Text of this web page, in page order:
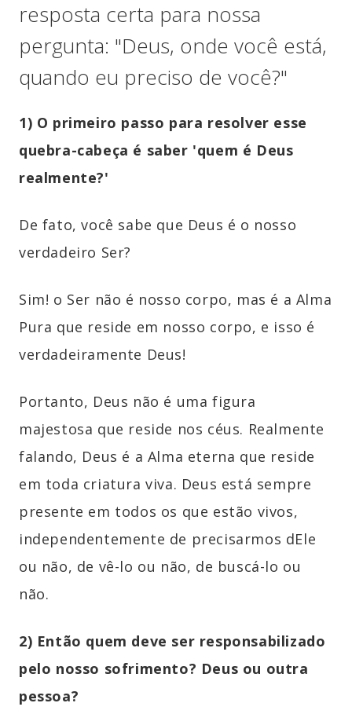
resposta certa para nossa
pergunta: "Deus, onde você está,
quando eu preciso de você?"
1) O primeiro passo para resolver esse
quebra-cabeça é saber 'quem é Deus
realmente?'
De fato, você sabe que Deus é o nosso
verdadeiro Ser?
Sim! o Ser não é nosso corpo, mas é a Alma
Pura que reside em nosso corpo, e isso é
verdadeiramente Deus!
Portanto, Deus não é uma figura
majestosa que reside nos céus. Realmente
falando, Deus é a Alma eterna que reside
em toda criatura viva. Deus está sempre
presente em todos os que estão vivos,
independentemente de precisarmos dEle
ou não, de vê-lo ou não, de buscá-lo ou
não.
2) Então quem deve ser responsabilizado
pelo nosso sofrimento? Deus ou outra
pessoa?